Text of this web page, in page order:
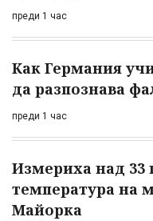
преди 1 час
Как Германия
да разпознава
преди 1 час
Измериха над 33
температура на
Майорка